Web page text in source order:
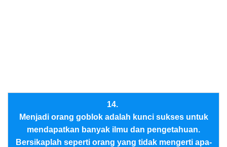
14.
Menjadi orang goblok adalah kunci sukses untuk
mendapatkan banyak ilmu dan pengetahuan.
Bersikaplah seperti orang yang tidak mengerti apa-